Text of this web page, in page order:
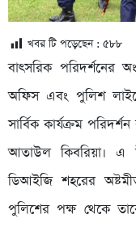
খবর টি পড়েছেন : ৫৮৮
বাৎসরিক পরিদর্শনের
অফিস এবং পুলিশ
সার্বিক কার্যক্রম
আতাউল কিবরিয়া। এ
ডিআইজি শহরের
পুলিশের পক্ষ থেকে